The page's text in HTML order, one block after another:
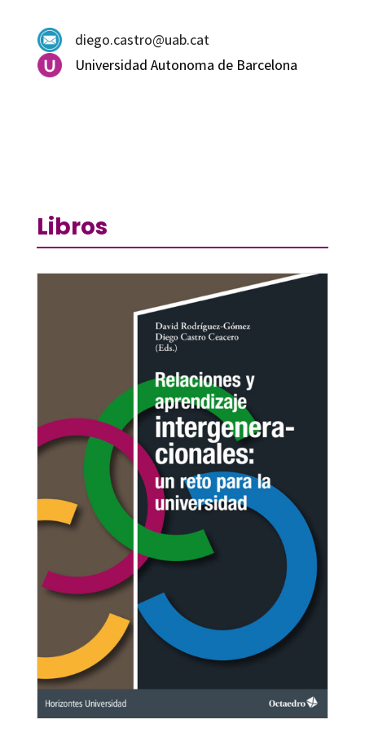
diego.castro@uab.cat
Universidad Autonoma de Barcelona
Libros